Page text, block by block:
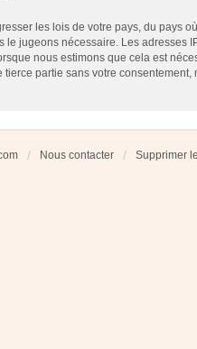
les lois de votre pays, du pays
jugeons nécessaire. Les adresses
nous estimons que cela est
partie sans votre consentement,
Nous contacter Supprimer